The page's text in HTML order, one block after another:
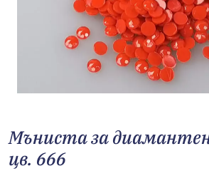
Мъниста за
цв. 666